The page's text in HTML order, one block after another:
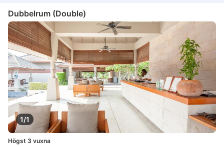
Dubbelrum (Double)
1/1
Högst 3 vuxna